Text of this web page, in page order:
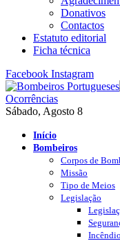
Donativos
Contactos
Estatuto editorial
Ficha técnica
Facebook Instagram
Ocorrências
Sábado, Agosto 8
Início
Bombeiros
Corpos de
Missão
Tipo de Meios
Legislação